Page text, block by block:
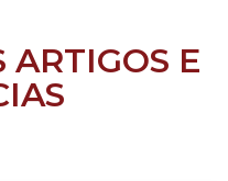
ARTIGOS E